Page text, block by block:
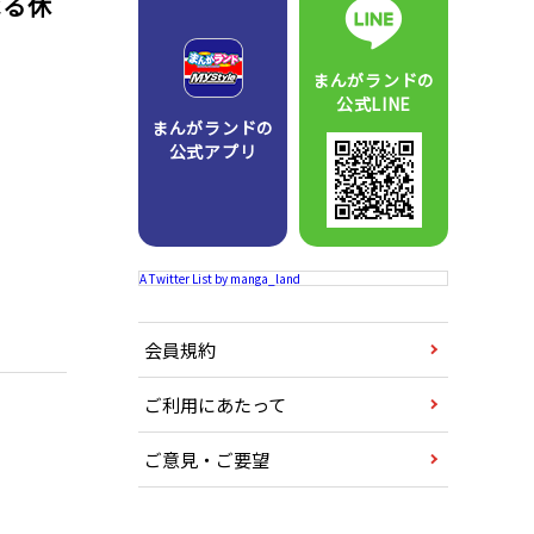
まんがランドの
公式アプリ
まんがランドの
公式LINE
A Twitter List by manga_land
会員規約
ご利用にあたって
ご意見・ご要望